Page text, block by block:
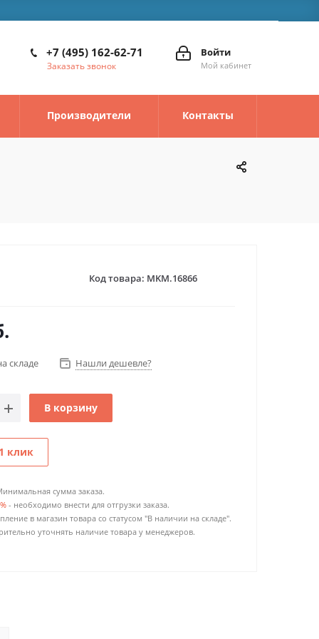
Войти
Мой кабинет
+7 (495) 162-62-71
Заказать звонок
Производители Контакты
Код товара: MKM.16866
складе Нашли дешевле?
В корзину
клик
сумма заказа.
- необходимо внести для отгрузки заказа.
в магазин товара со статусом "В наличии на складе".
уточнять наличие товара у менеджеров.